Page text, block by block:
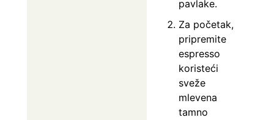
pavlake.
Za početak,
pripremite
espresso
koristeći
sveže
mlevena
tamno